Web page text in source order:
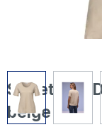
Street One
beige